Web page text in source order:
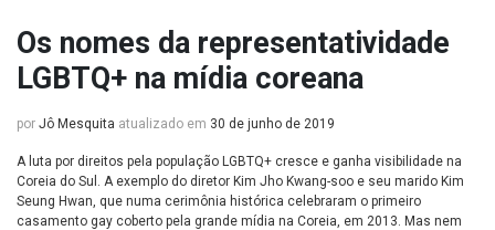
Os nomes da representatividade
LGBTQ+ na mídia coreana
por Jô Mesquita atualizado em 30 de junho de 2019
A luta por direitos pela população LGBTQ+ cresce e ganha visibilidade na
Coreia do Sul. A exemplo do diretor Kim Jho Kwang-soo e seu marido Kim
Seung Hwan, que numa cerimônia histórica celebraram o primeiro
casamento gay coberto pela grande mídia na Coreia, em 2013. Mas nem